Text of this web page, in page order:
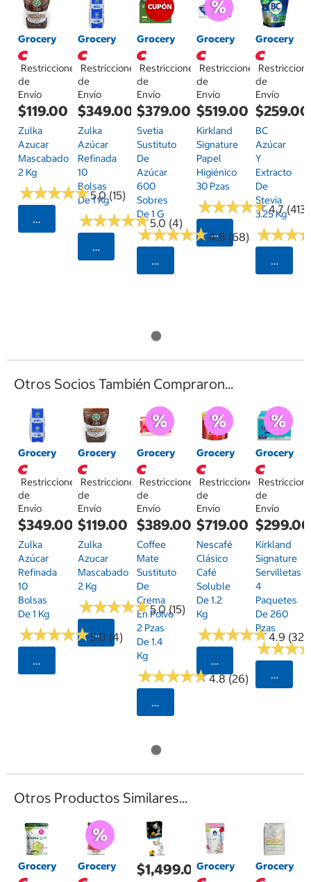
Grocery
Restricciones
de
Envío
$119.00
Zulka
Azucar
Mascabado
2 Kg
★★★★★
★★★★★5.0 (15)
Seleccionar Código Postal
Grocery
Restricciones
de
Envío
$349.00
Zulka
Azúcar
Refinada
10
Bolsas
De 1 Kg
★★★★★
★★★★★5.0 (4)
Seleccionar Código Postal
Grocery
Restricciones
de
Envío
$379.00
Svetia
Sustituto
De
Azúcar
600
Sobres
De 1 G
★★★★★
★★★★★4.8 (68)
Seleccionar Código Postal
Grocery
Restricciones
de
Envío
$519.00
Kirkland
Signature
Papel
Higiénico
30 Pzas
★★★★★
★★★★★4.7 (413)
Seleccionar
Grocery
de
Envío
$259.00
BC
Azúcar
Y
Extracto
De
Stevia
3.25 Kg
★★★
★★★
Otros Socios También Compraron...
Grocery
Restricciones
de
Envío
$349.00
Zulka
Azúcar
Refinada
10
Bolsas
De 1 Kg
★★★★★
★★★★★5.0 (4)
Seleccionar Código Postal
Grocery
Restricciones
de
Envío
$119.00
Zulka
Azucar
Mascabado
2 Kg
★★★★★
★★★★★5.0 (15)
Seleccionar Código Postal
Grocery
Restricciones
de
Envío
$389.00
Coffee
Mate
Sustituto
De
Crema
En Polvo
2 Pzas
De 1.4
Kg
★★★★★
★★★★★4.8 (26)
Seleccionar Código Postal
Grocery
Restricciones
de
Envío
$719.00
Nescafé
Clásico
Café
Soluble
De 1.2
Kg
★★★★★
★★★★★4.9 (32)
Seleccionar
Grocery
de
Envío
$299.00
Kirkland
Signature
Servilletas
4
Paquetes
De 260
Pzas
★★★
★★★
Otros Productos Similares...
Grocery Grocery $1,499.00Grocery Grocery